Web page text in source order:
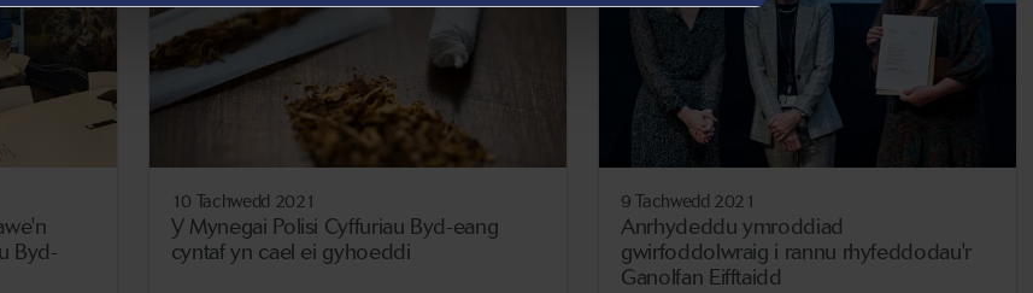
Byd-
10 Tachwedd 2021
Y Mynegai Polisi Cyffuriau Byd-eang
cyntaf yn cael ei gyhoeddi
9 Tachwedd 2021
Anrhydeddu ymroddiad
gwirfoddolwraig i rannu rhyfeddodau'r
Ganolfan Eifftaidd